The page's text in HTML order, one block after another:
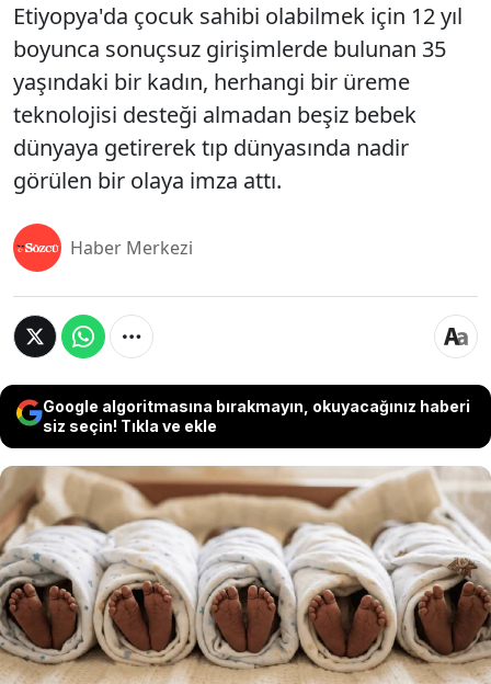
Etiyopya'da çocuk sahibi olabilmek için 12 yıl
boyunca sonuçsuz girişimlerde bulunan 35
yaşındaki bir kadın, herhangi bir üreme
teknolojisi desteği almadan beşiz bebek
dünyaya getirerek tıp dünyasında nadir
görülen bir olaya imza attı.
Haber Merkezi
Google algoritmasına bırakmayın, okuyacağınız haberi
siz seçin! Tıkla ve ekle
Etiyopya'da çocuk sahibi olabilmek için 12 yıl
boyunca sonuçsuz girişimlerde bulunan 35
yaşındaki bir kadın, herhangi bir üreme
teknolojisi desteği almadan beşiz bebek
dünyaya getirerek tıp dünyasında nadir
görülen bir olaya imza attı.